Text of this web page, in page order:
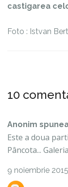
castigarea
Foto : Istvan
10
Anonim
Este a doua
Pâncota...
9 noiembrie